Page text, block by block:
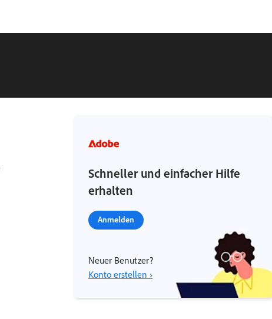
Schneller und einfacher Hilfe
erhalten
Anmelden
Neuer Benutzer?
Konto erstellen ›